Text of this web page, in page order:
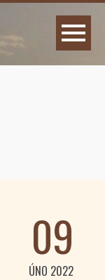
09
ÚNO 2022